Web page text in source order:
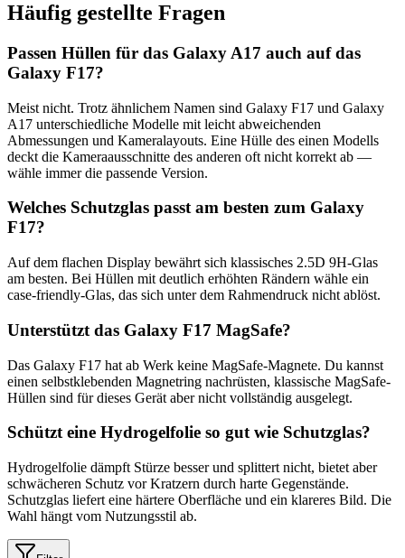
Häufig gestellte Fragen
Passen Hüllen für das Galaxy A17 auch auf das
Galaxy F17?
Meist nicht. Trotz ähnlichem Namen sind Galaxy F17 und Galaxy
A17 unterschiedliche Modelle mit leicht abweichenden
Abmessungen und Kameralayouts. Eine Hülle des einen Modells
deckt die Kameraausschnitte des anderen oft nicht korrekt ab —
wähle immer die passende Version.
Welches Schutzglas passt am besten zum Galaxy
F17?
Auf dem flachen Display bewährt sich klassisches 2.5D 9H-Glas
am besten. Bei Hüllen mit deutlich erhöhten Rändern wähle ein
case-friendly-Glas, das sich unter dem Rahmendruck nicht ablöst.
Unterstützt das Galaxy F17 MagSafe?
Das Galaxy F17 hat ab Werk keine MagSafe-Magnete. Du kannst
einen selbstklebenden Magnetring nachrüsten, klassische MagSafe-
Hüllen sind für dieses Gerät aber nicht vollständig ausgelegt.
Schützt eine Hydrogelfolie so gut wie Schutzglas?
Hydrogelfolie dämpft Stürze besser und splittert nicht, bietet aber
schwächeren Schutz vor Kratzern durch harte Gegenstände.
Schutzglas liefert eine härtere Oberfläche und ein klareres Bild. Die
Wahl hängt vom Nutzungsstil ab.